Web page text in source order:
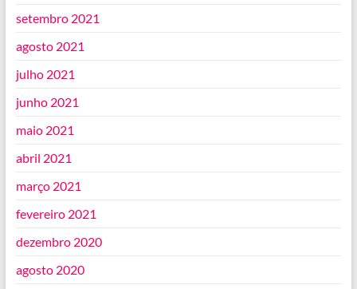
setembro 2021
agosto 2021
julho 2021
junho 2021
maio 2021
abril 2021
março 2021
fevereiro 2021
dezembro 2020
agosto 2020